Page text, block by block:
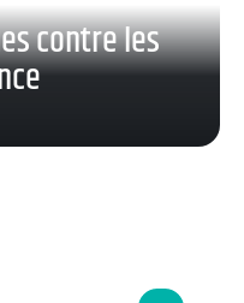
contre les